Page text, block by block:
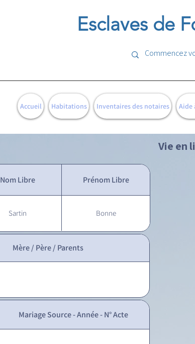
Esclaves de
Accueil Habitations Inventaires des notaires Aide
Vie en
Nom Libre Prénom Libre
Sartin Bonne
Mère / Père / Parents
Mariage Source - Année - N° Acte